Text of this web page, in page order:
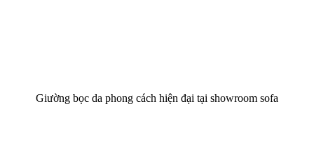
Giường bọc da phong cách hiện đại tại showroom sofa